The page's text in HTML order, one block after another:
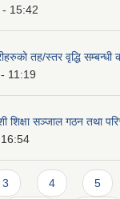
15:42
तह/स्तर वृद्धि सम्बन्धी
11:19
शिक्षा सञ्जाल गठन तथा
3 4 5